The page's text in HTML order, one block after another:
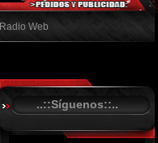
Radio Web
..::Síguenos::..